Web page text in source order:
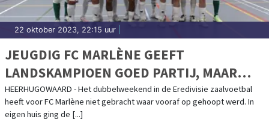
22 oktober 2023, 22:15 uur
JEUGDIG FC MARLÈNE GEEFT
LANDSKAMPIOEN GOED PARTIJ, MAAR
STAAT NA DUBBELWEEKEND MET LEGE
HANDEN
HEERHUGOWAARD - Het dubbelweekend in de Eredivisie zaalvoetbal
heeft voor FC Marlène niet gebracht waar vooraf op gehoopt werd. In
eigen huis ging de [...]